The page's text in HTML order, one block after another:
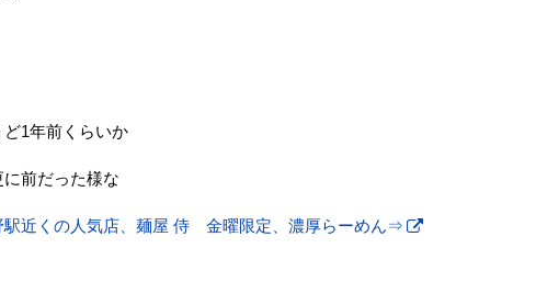
1年前くらいか
前だった様な
駅近くの人気店、麺屋 侍 金曜限定、濃厚らーめん⇒